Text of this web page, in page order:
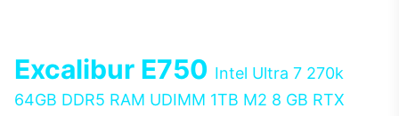
Excalibur E750 Intel Ultra 7 270k
64GB DDR5 RAM UDIMM 1TB M2 8 GB RTX